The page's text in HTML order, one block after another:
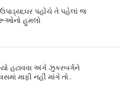
પહોંચે તે પહેલાં જ
હુમલો
હટાવવા અંગે ઝુકરબર્ગને
માફી નહીં માંગે તો..